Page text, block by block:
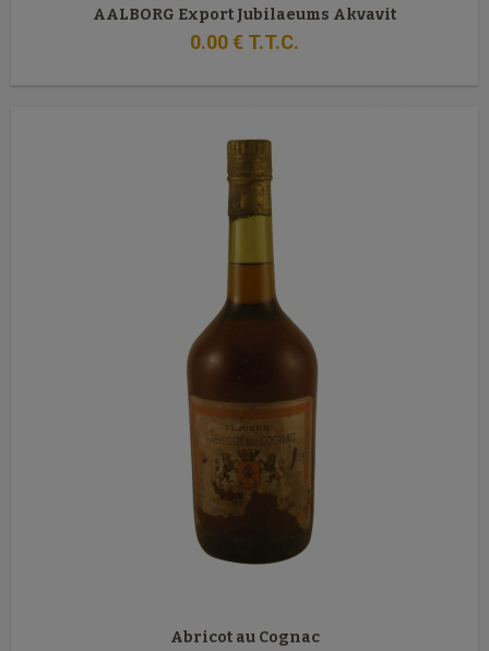
AALBORG Export Jubilaeums Akvavit
0.00€ T.T.C.
Abricot au Cognac